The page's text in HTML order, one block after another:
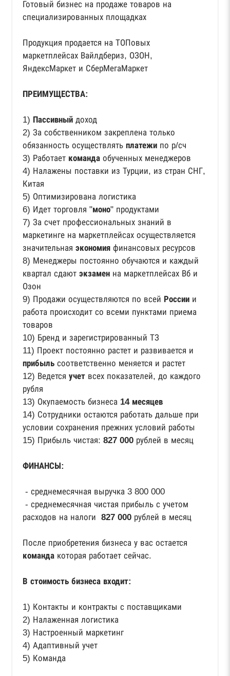
Готовый бизнес на продаже товаров на
специализированных площадках
Продукция продается на ТОПовых
маркетплейсах Вайлдбериз, ОЗОН,
ЯндексМаркет и СберМегаМаркет
ПРЕИМУЩЕСТВА:
1) Пассивный доход
2) За собственником закреплена только
обязанность осуществлять платежи по р/сч
3) Работает команда обученных менеджеров
4) Налажены поставки из Турции, из стран СНГ,
Китая
5) Оптимизирована логистика
6) Идет торговля "моно" продуктами
7) За счет профессиональных знаний в
маркетинге на маркетплейсах осуществляется
значительная экономия финансовых ресурсов
8) Менеджеры постоянно обучаются и каждый
квартал сдают экзамен на маркетплейсах Вб и
Озон
9) Продажи осуществляются по всей России и
работа происходит со всеми пунктами приема
товаров
10) Бренд и зарегистрированный ТЗ
11) Проект постоянно растет и развивается и
прибыль соответственно меняется и растет
12) Ведется учет всех показателей, до каждого
рубля
13) Окупаемость бизнеса 14 месяцев
14) Сотрудники остаются работать дальше при
условии сохранения прежних условий работы
15) Прибыль чистая: 827 000 рублей в месяц
ФИНАНСЫ:
- среднемесячная выручка 3 800 000
- среднемесячная чистая прибыль с учетом
расходов на налоги 827 000 рублей в месяц
После приобретения бизнеса у вас остается
команда которая работает сейчас.
В стоимость бизнеса входит:
1) Контакты и контракты с поставщиками
2) Налаженная логистика
3) Настроенный маркетинг
4) Адаптивный учет
5) Команда